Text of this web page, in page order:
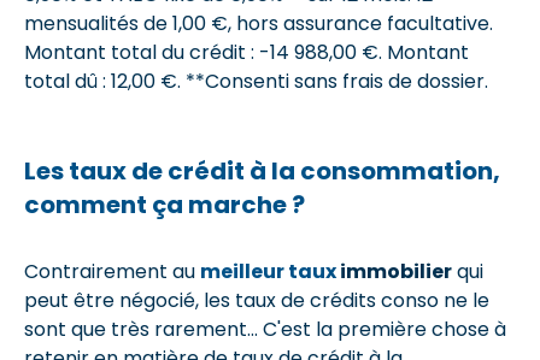
mensualités de 1,00 €, hors assurance facultative.
Montant total du crédit : -14 988,00 €. Montant
total dû : 12,00 €. **Consenti sans frais de dossier.
Les taux de crédit à la consommation,
comment ça marche ?
Contrairement au meilleur tauximmobilierqui
peut être négocié, les taux de crédits conso ne le
sont que très rarement... C'est la première chose à